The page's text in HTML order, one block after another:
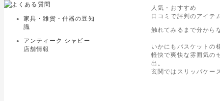
家具・雑貨・什器の豆知
識
アンティーク シャビー
店舗情報
人気・おすすめ
口コミで評判のアイテ
触れてみるまで分から
いかにもバスケットの
軽快で爽快な雰囲気の
出。
玄関ではスリッパケー